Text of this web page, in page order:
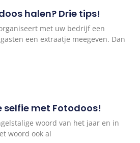
halen? Drie tips!
met uw bedrijf een
een extraatje meegeven. Dan
selfie met Fotodoos!
woord van het jaar en in
woord ook al